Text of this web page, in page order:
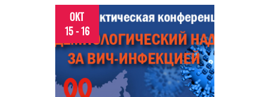
ОКТ
15 - 16